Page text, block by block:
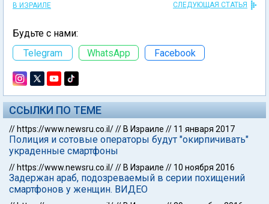
В ИЗРАИЛЕ СЛЕДУЮЩАЯ СТАТЬЯ
Будьте с нами:
Telegram
WhatsApp Facebook
ССЫЛКИ ПО ТЕМЕ
// https://www.newsru.co.il/// В Израиле // 11 января 2017
Полиция и сотовые операторы будут "окирпичивать"
украденные смартфоны
// https://www.newsru.co.il/// В Израиле // 10 ноября 2016
Задержан араб, подозреваемый в серии похищений
смартфонов у женщин. ВИДЕО